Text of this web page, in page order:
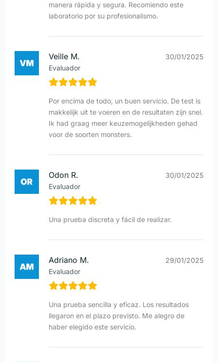
manera rápida y segura. Recomiendo este
laboratorio por su profesionalismo.
Veille M.
Evaluador
30/01/2025
Por encima de todo, un buen servicio. De test is
makkelijk uit te voeren en de resultaten zijn snel.
Ik had graag meer keuzemogelijkheden gehad
voor de soorten monsters.
Odon R.
Evaluador
30/01/2025
Una prueba discreta y fácil de realizar.
Adriano M.
Evaluador
29/01/2025
Una prueba sencilla y eficaz. Los resultados
llegaron en el plazo previsto. Me alegro de
haber elegido este servicio.